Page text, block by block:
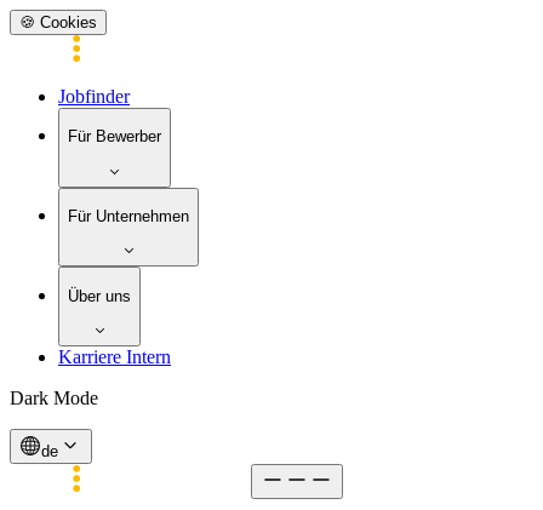
🍪 Cookies
Jobfinder
Für Bewerber
Für Unternehmen
Über uns
Karriere Intern
Dark Mode
de